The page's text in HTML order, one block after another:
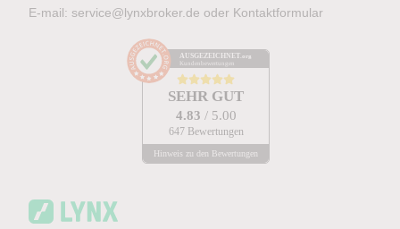
E-mail: service@lynxbroker.de oder Kontaktformular
AUSGEZEICHNET .org
Kundenbewertungen
SEHR GUT
4.83 / 5.00
647 Bewertungen
Hinweis zu den Bewertungen